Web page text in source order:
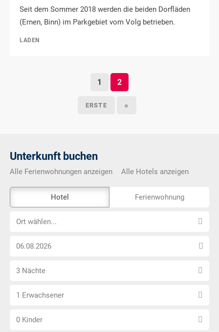
Seit dem Sommer 2018 werden die beiden Dorfläden
(Ernen, Binn) im Parkgebiet vom Volg betrieben.
LADEN
ERSTE o
1 2
Unterkunft buchen
Alle Ferienwohnungen anzeigen Alle Hotels anzeigen
Externe-
Buchungstool
nicht
Hotel Ferienwohnung
OrtOrt wählen...
Anreise
wählen
Anzahl
wählen
3 Nächte
Anzahl
wählen
1 Erwachsener
Anzahl
0 Kinder